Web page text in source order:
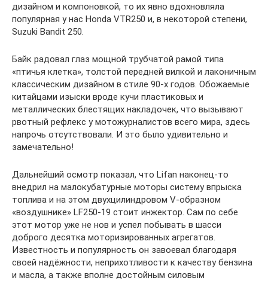
дизайном и компоновкой, то их явно вдохновляла
популярная у нас Honda VTR250 и, в некоторой степени,
Suzuki Bandit 250.
Байк радовал глаз мощной трубчатой рамой типа
«птичья клетка», толстой передней вилкой и лаконичным
классическим дизайном в стиле 90-х годов. Обожаемые
китайцами изыски вроде кучи пластиковых и
металлических блестящих накладочек, что вызывают
рвотный рефлекс у мотожурналистов всего мира, здесь
напрочь отсутствовали. И это было удивительно и
замечательно!
Дальнейший осмотр показал, что Lifan наконец-то
внедрил на малокубатурные моторы систему впрыска
топлива и на этом двухцилиндровом V-образном
«воздушнике» LF250-19 стоит инжектор. Сам по себе
этот мотор уже не нов и успел побывать в шасси
доброго десятка моторизированных агрегатов.
Известность и популярность он завоевал благодаря
своей надёжности, неприхотливости к качеству бензина
и масла, а также вполне достойным силовым